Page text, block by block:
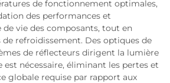
de fonctionnement optimales,
des performances et
vie des composants, tout en
de refroidissement. Des optiques de
de réflecteurs dirigent la lumière
est nécessaire, éliminant les pertes et
globale requise par rapport aux